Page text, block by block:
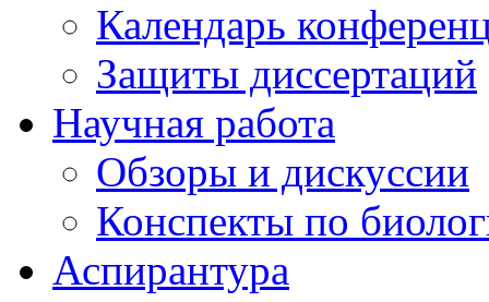
Календарь
Защиты диссертаций
Научная работа
Обзоры и дискуссии
Конспекты по
Аспирантура